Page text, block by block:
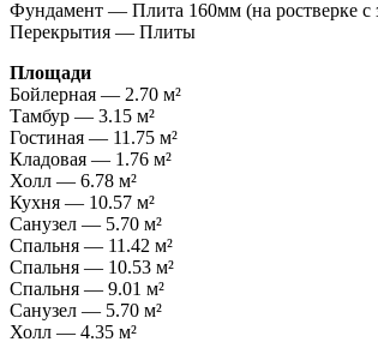
Фундамент — Плита 160мм (на ростверке
Перекрытия — Плиты
Площади
Бойлерная — 2.70 м²
Тамбур — 3.15 м²
Гостиная — 11.75 м²
Кладовая — 1.76 м²
Холл — 6.78 м²
Кухня — 10.57 м²
Санузел — 5.70 м²
Спальня — 11.42 м²
Спальня — 10.53 м²
Спальня — 9.01 м²
Санузел — 5.70 м²
Холл — 4.35 м²